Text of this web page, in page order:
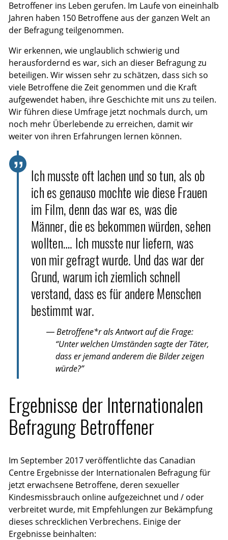
Betroffener ins Leben gerufen. Im Laufe von eineinhalb
Jahren haben 150 Betroffene aus der ganzen Welt an
der Befragung teilgenommen.
Wir erkennen, wie unglaublich schwierig und
herausfordernd es war, sich an dieser Befragung zu
beteiligen. Wir wissen sehr zu schätzen, dass sich so
viele Betroffene die Zeit genommen und die Kraft
aufgewendet haben, ihre Geschichte mit uns zu teilen.
Wir führen diese Umfrage jetzt nochmals durch, um
noch mehr Überlebende zu erreichen, damit wir
weiter von ihren Erfahrungen lernen können.
Ich musste oft lachen und so tun, als ob
ich es genauso mochte wie diese Frauen
im Film, denn das war es, was die
Männer, die es bekommen würden, sehen
wollten…. Ich musste nur liefern, was
von mir gefragt wurde. Und das war der
Grund, warum ich ziemlich schnell
verstand, dass es für andere Menschen
bestimmt war.
— Betroffene*r als Antwort auf die Frage:
“Unter welchen Umständen sagte der Täter,
dass er jemand anderem die Bilder zeigen
würde?”
Ergebnisse der Internationalen
Befragung Betroffener
Im September 2017 veröffentlichte das Canadian
Centre Ergebnisse der Internationalen Befragung für
jetzt erwachsene Betroffene, deren sexueller
Kindesmissbrauch online aufgezeichnet und / oder
verbreitet wurde, mit Empfehlungen zur Bekämpfung
dieses schrecklichen Verbrechens. Einige der
Ergebnisse beinhalten: